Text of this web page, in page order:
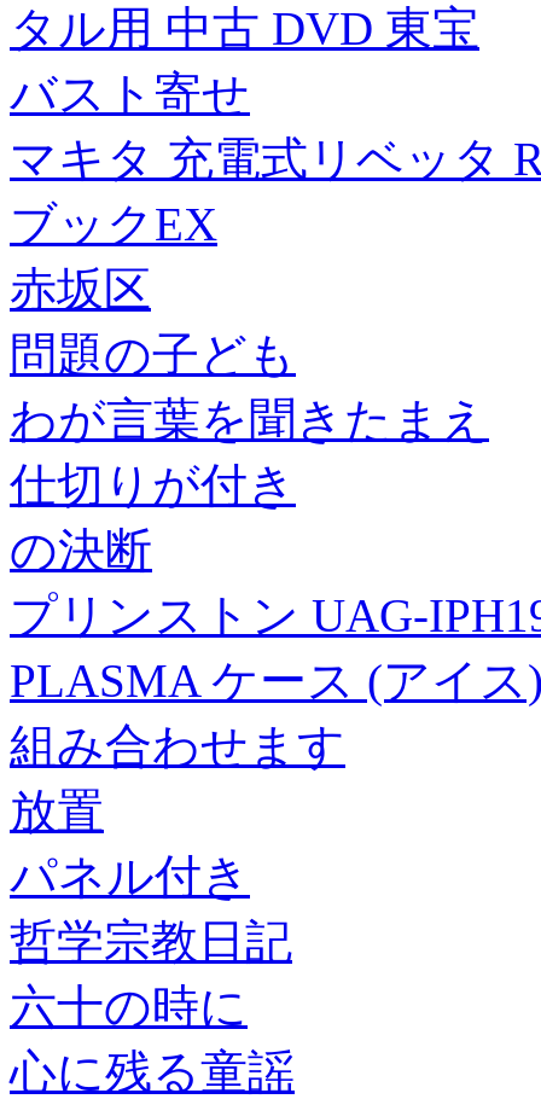
タル用 中古 DVD 東宝
バスト寄せ
マキタ 充電式リベッタ
ブックEX
赤坂区
問題の子ども
わが言葉を聞きたまえ
仕切りが付き
の決断
プリンストン UAG-
PLASMA ケース (アイス
組み合わせます
放置
パネル付き
哲学宗教日記
六十の時に
心に残る童謡